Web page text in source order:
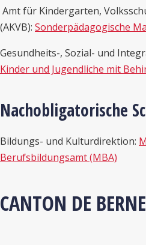
Amt für Kindergarten,
(AKVB): Sonderpädagogische
Gesundheits-, Sozial- und
Kinder und Jugendliche mit
Nachobligatorische
Bildungs- und Kulturdirektion:
Berufsbildungsamt (MBA)
CANTON DE BERNE